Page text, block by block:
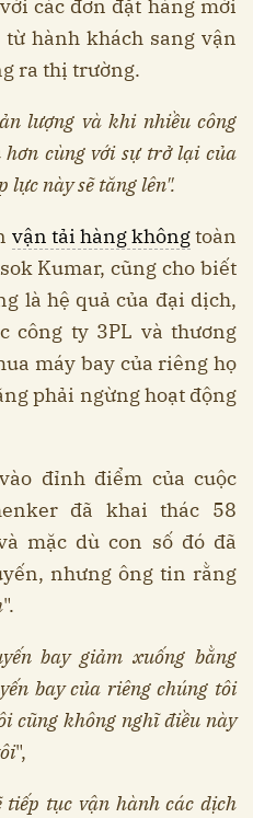
các đơn đặt hàng mới
hành khách sang vận
ra thị trường.
lượng và khi nhiều công
cùng với sự trở lại của
lực này sẽ tăng lên".
vận tải hàng khôngtoàn
Kumar, cũng cho biết
là hệ quả của đại dịch,
công ty 3PL và thương
máy bay của riêng họ
phải ngừng hoạt động
đỉnh điểm của cuộc
đã khai thác 58
mặc dù con số đó đã
nhưng ông tin rằng
".
bay giảm xuống bằng
bay của riêng chúng tôi
cũng không nghĩ điều này
",
tiếp tục vận hành các dịch